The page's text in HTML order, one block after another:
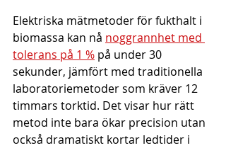
Elektriska mätmetoder för fukthalt i
biomassa kan nå noggrannhet med
tolerans på 1 % på under 30
sekunder, jämfört med traditionella
laboratoriemetoder som kräver 12
timmars torktid. Det visar hur rätt
metod inte bara ökar precision utan
också dramatiskt kortar ledtider i